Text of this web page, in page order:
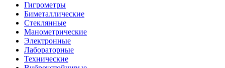
Гигрометры
Биметаллические
Стеклянные
Манометрические
Электронные
Лабораторные
Технические